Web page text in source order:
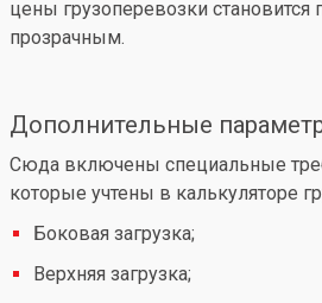
цены грузоперевозки становится
прозрачным.
Дополнительные
Сюда включены специальные
которые учтены в калькуляторе
Боковая загрузка;
Верхняя загрузка;